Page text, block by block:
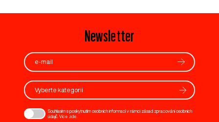
Newsletter
Vyberte kategorii
Souhlasím s poskytnutím osobních informací v rámci zásad zpracování osobních
údajů. Více zde